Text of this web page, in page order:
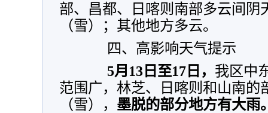
部、昌都、日喀则南部多云间阴
（雪）；其他地方多云。
四、高影响天气提示
5月13日至17日， 我区中
范围广，林芝、日喀则和山南的
（雪）， 墨脱的部分地方有大雨